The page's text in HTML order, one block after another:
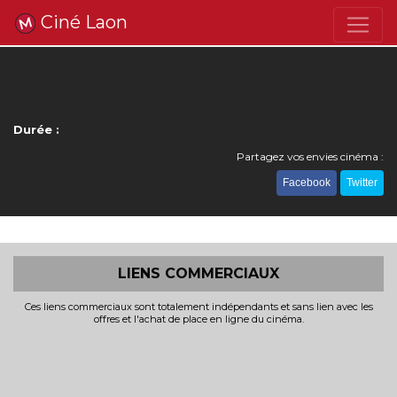
Ciné Laon
Durée :
Partagez vos envies cinéma :
Facebook Twitter
LIENS COMMERCIAUX
Ces liens commerciaux sont totalement indépendants et sans lien avec les
offres et l'achat de place en ligne du cinéma.